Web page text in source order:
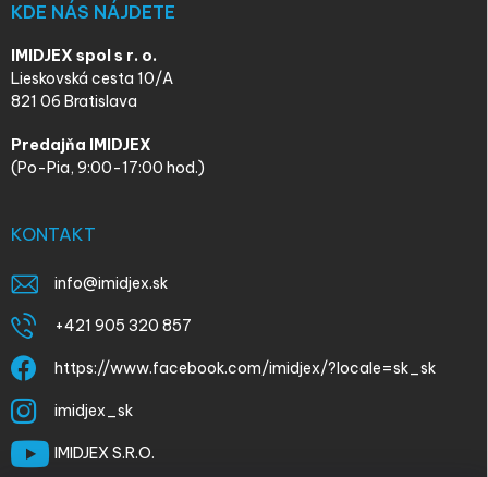
KDE NÁS NÁJDETE
IMIDJEX spol s r. o.
Lieskovská cesta 10/A
821 06 Bratislava
Predajňa IMIDJEX
(Po-Pia, 9:00-17:00 hod.)
KONTAKT
info@imidjex.sk
+421 905 320 857
https://www.facebook.com/imidjex/?locale=sk_sk
imidjex_sk
IMIDJEX S.R.O.